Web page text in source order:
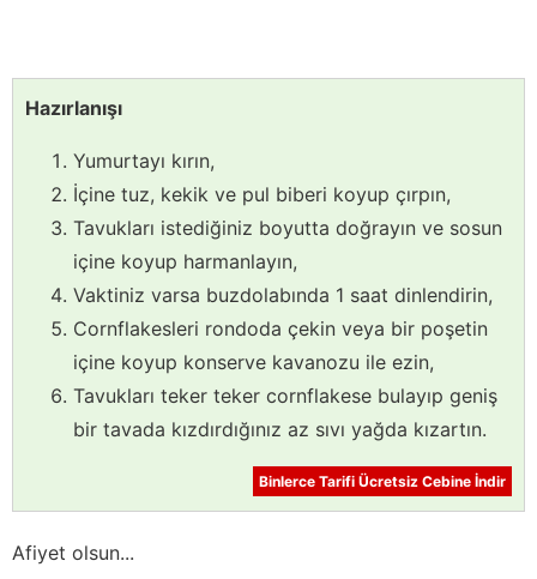
Hazırlanışı
Yumurtayı kırın,
İçine tuz, kekik ve pul biberi koyup çırpın,
Tavukları istediğiniz boyutta doğrayın ve sosun
içine koyup harmanlayın,
Vaktiniz varsa buzdolabında 1 saat dinlendirin,
Cornflakesleri rondoda çekin veya bir poşetin
içine koyup konserve kavanozu ile ezin,
Tavukları teker teker cornflakese bulayıp geniş
bir tavada kızdırdığınız az sıvı yağda kızartın.
Binlerce Tarifi Ücretsiz Cebine İndir
Afiyet olsun...